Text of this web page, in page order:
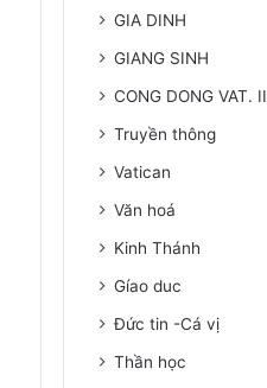
GIA DINH
GIANG SINH
CONG DONG VAT. II
Truyền thông
Vatican
Văn hoá
Kinh Thánh
Gíao duc
Đức tin -Cá vị
Thần học